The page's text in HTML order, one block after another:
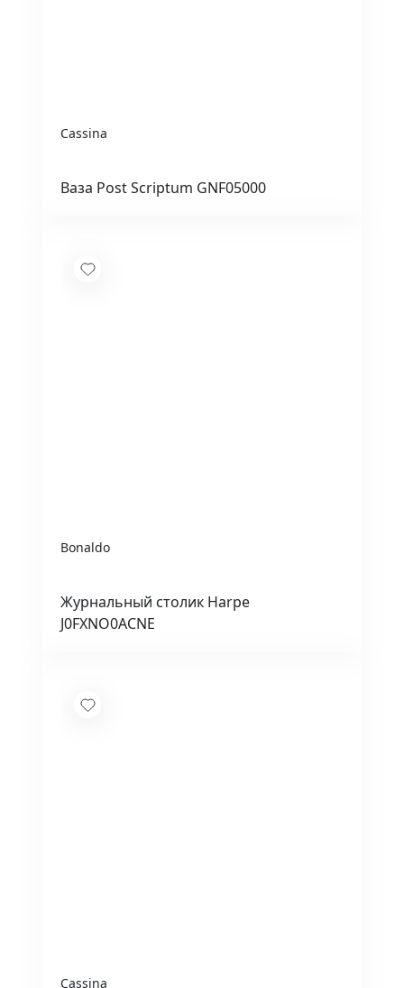
Cassina
Ваза Post Scriptum GNF05000
Bonaldo
Журнальный столик Harpe
J0FXNO0ACNE
Cassina